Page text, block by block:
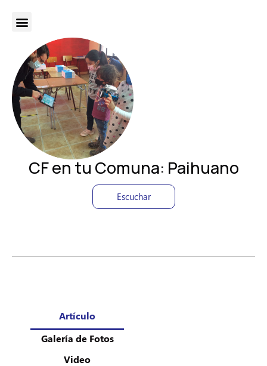
CF en tu Comuna: Paihuano
Escuchar
Artículo
Galería de Fotos
Video